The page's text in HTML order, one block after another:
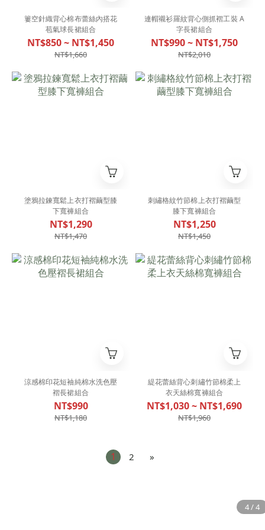
簍空針織背心棉布蕾絲內搭花
苞氣球長裙組合
NT$850 ~ NT$1,450
NT$1,660
連帽襯衫羅紋背心側抓褶工裝 A
字長裙組合
NT$990 ~ NT$1,750
NT$2,010
塗鴉拉鍊寬鬆上衣打褶繭型膝
下寬褲組合
NT$1,290
NT$1,470
刺繡格紋竹節棉上衣打褶繭型
膝下寬褲組合
NT$1,250
NT$1,450
涼感棉印花短袖純棉水洗色壓
褶長裙組合
NT$990
NT$1,180
緹花蕾絲背心刺繡竹節棉柔上
衣天絲棉寬褲組合
NT$1,030 ~ NT$1,690
NT$1,960
1 2 »